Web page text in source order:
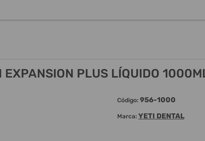
EXPANSION PLUS LÍQUIDO
Código: 956-1000
Marca: YETI DENTAL